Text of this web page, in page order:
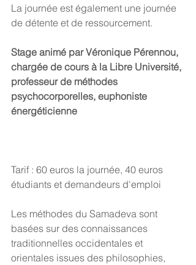
La journée est également une journée
de détente et de ressourcement.
Stage animé par Véronique Pérennou,
chargée de cours à la Libre Université,
professeur de méthodes
psychocorporelles, euphoniste
énergéticienne
Tarif : 60 euros la journée, 40 euros
étudiants et demandeurs d'emploi
Les méthodes du Samadeva sont
basées sur des connaissances
traditionnelles occidentales et
orientales issues des philosophies,